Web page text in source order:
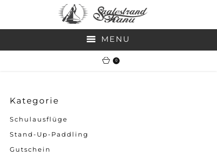
MENU
SOFORTBUCHUNG-TOUREN
JOBS
MEDIA
0
Kategorie
Schulausflüge
Stand-Up-Paddling
Gutschein